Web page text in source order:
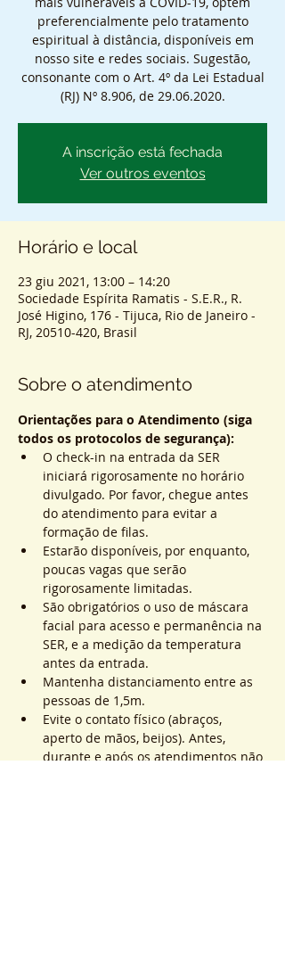
preferencialmente pelo tratamento
espiritual à distância, disponíveis em
nosso site e redes sociais. Sugestão,
consonante com o Art. 4º da Lei Estadual
(RJ) Nº 8.906, de 29.06.2020.
A inscrição está fechada
Ver outros eventos
Horário e local
23 giu 2021, 13:00 – 14:20
Sociedade Espírita Ramatis - S.E.R., R.
José Higino, 176 - Tijuca, Rio de Janeiro -
RJ, 20510-420, Brasil
Sobre o atendimento
Orientações para o Atendimento (siga
todos os protocolos de segurança):
O check-in na entrada da SER
iniciará rigorosamente no horário
divulgado. Por favor, chegue antes
do atendimento para evitar a
formação de filas.
Estarão disponíveis, por enquanto,
poucas vagas que serão
rigorosamente limitadas.
São obrigatórios o uso de máscara
facial para acesso e permanência na
SER, e a medição da temperatura
antes da entrada.
Mantenha distanciamento entre as
pessoas de 1,5m.
Evite o contato físico (abraços,
aperto de mãos, beijos). Antes,
durante e após os atendimentos não